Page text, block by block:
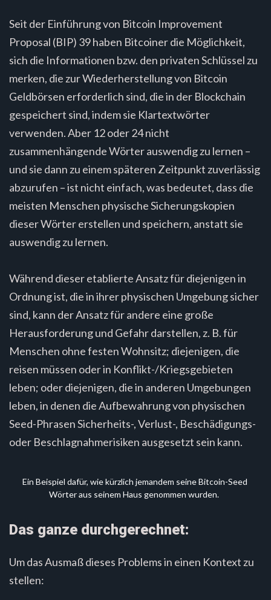
Seit der Einführung von Bitcoin Improvement
Proposal (BIP) 39 haben Bitcoiner die Möglichkeit,
sich die Informationen bzw. den privaten Schlüssel zu
merken, die zur Wiederherstellung von Bitcoin
Geldbörsen erforderlich sind, die in der Blockchain
gespeichert sind, indem sie Klartextwörter
verwenden. Aber 12 oder 24 nicht
zusammenhängende Wörter auswendig zu lernen –
und sie dann zu einem späteren Zeitpunkt zuverlässig
abzurufen – ist nicht einfach, was bedeutet, dass die
meisten Menschen physische Sicherungskopien
dieser Wörter erstellen und speichern, anstatt sie
auswendig zu lernen.
Während dieser etablierte Ansatz für diejenigen in
Ordnung ist, die in ihrer physischen Umgebung sicher
sind, kann der Ansatz für andere eine große
Herausforderung und Gefahr darstellen, z. B. für
Menschen ohne festen Wohnsitz; diejenigen, die
reisen müssen oder in Konflikt-/Kriegsgebieten
leben; oder diejenigen, die in anderen Umgebungen
leben, in denen die Aufbewahrung von physischen
Seed-Phrasen Sicherheits-, Verlust-, Beschädigungs-
oder Beschlagnahmerisiken ausgesetzt sein kann.
Ein Beispiel dafür, wie kürzlich jemandem seine Bitcoin-Seed
Wörter aus seinem Haus genommen wurden.
Das ganze durchgerechnet:
Um das Ausmaß dieses Problems in einen Kontext zu
stellen: